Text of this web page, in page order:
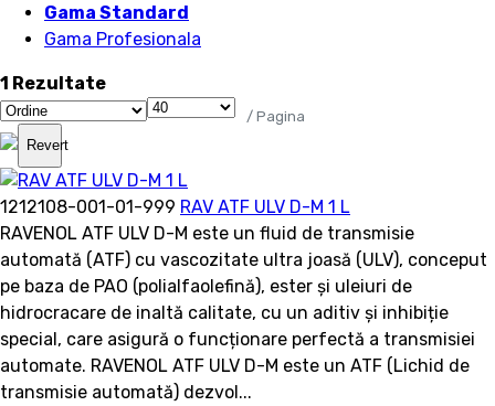
Gama Standard
Gama Profesionala
1 Rezultate
/ Pagina
Revert
1212108-001-01-999 RAV ATF ULV D-M 1 L
RAVENOL ATF ULV D-M este un fluid de transmisie
automată (ATF) cu vascozitate ultra joasă (ULV), conceput
pe baza de PAO (polialfaolefină), ester și uleiuri de
hidrocracare de inaltă calitate, cu un aditiv și inhibiție
special, care asigură o funcționare perfectă a transmisiei
automate. RAVENOL ATF ULV D-M este un ATF (Lichid de
transmisie automată) dezvol...